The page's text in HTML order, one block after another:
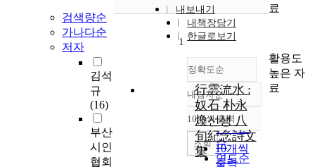
검색량순
가나다순
저자
김석
규
(16)
부산
시인
협회
내보내기
내책장담기
한글로보기
정확도순
정확도
순
인기도
순
연도순
내림차순
내림차순
10개씩 출력
10개씩
출력
조회
1
行雲流水 :
奴石 朴永
煥선생 八
旬紀念詩文
集
료
활용도
높은 자
료